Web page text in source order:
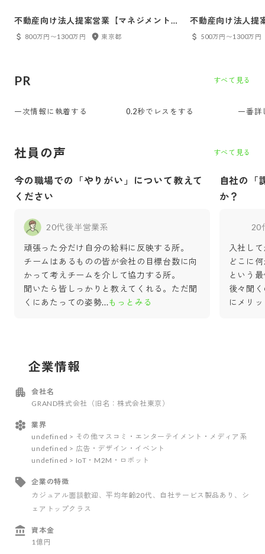
不動産向け法人提案営業【マネジメント経
験者募集】
800万円〜1300万円 東京都
不動産向け法人提
500万円〜1300万円
PR すべて見る
一次情報に執着する 0.2秒でレスをする 一番詳
社員の声 すべて見る
今の職場での「やりがい」について教えて
ください
20代後半営業系
頑張った分だけ自分の給料に反映する所。
チームはあるものの皆が会社の目標台数に向
かって考えチームを介して協力する所。
聞いたら皆しっかりと教えてくれる。ただ聞
くにあたっての姿勢...もっとみる
自社の「
か？
20
入社し
どこに
という
後々聞
にメリ
企業情報
会社名
GRAND株式会社（旧名：株式会社東京）
業界
undefined > その他マスコミ・エンターテイメント・メディア系
undefined > 広告・デザイン・イベント
undefined > IoT・M2M・ロボット
企業の特徴
カジュアル面談歓迎 、平均年齢20代、自社サービス製品あり 、シ
ェアトップクラス
資本金
1億円